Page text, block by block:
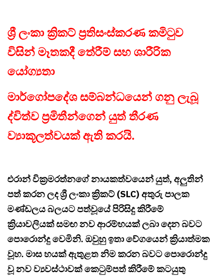
ශ්‍රී ලංකා ක්‍රිකට් ප්‍රතිසංස්කරණ කමිටුව
විසින් මෑතකදී තේරීම් සහ ශාරීරික
යෝග්‍යතා
මාර්ගෝපදේශ සම්බන්ධයෙන් ගනු ලැබූ
ද්විත්ව ප්‍රමිතීන්ගෙන් යුත් තීරණ
ව්‍යාකූලත්වයක් ඇති කරයි.
එරාන් වික්‍රමරත්නගේ නායකත්වයෙන් යුත්, අලුතින්
පත් කරන ලද ශ්‍රී ලංකා ක්‍රිකට් (SLC) අතුරු පාලක
මණ්ඩලය බලයට පත්වූයේ පිරිසිදු කිරීමේ
ක්‍රියාවලියක් සමඟ නව ආරම්භයක් ලබා දෙන බවට
පොරොන්දු වෙමිනි. ඔවුහු ඉතා වේගයෙන් ක්‍රියාත්මක
වූහ. මාස හයක් ඇතුළත නිම කරන බවට පොරොන්දු
වූ නව ව්‍යවස්ථාවක් කෙටුම්පත් කිරීමේ කටයුතු